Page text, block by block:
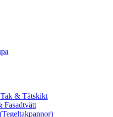
& Tätskikt
Fasadtvätt